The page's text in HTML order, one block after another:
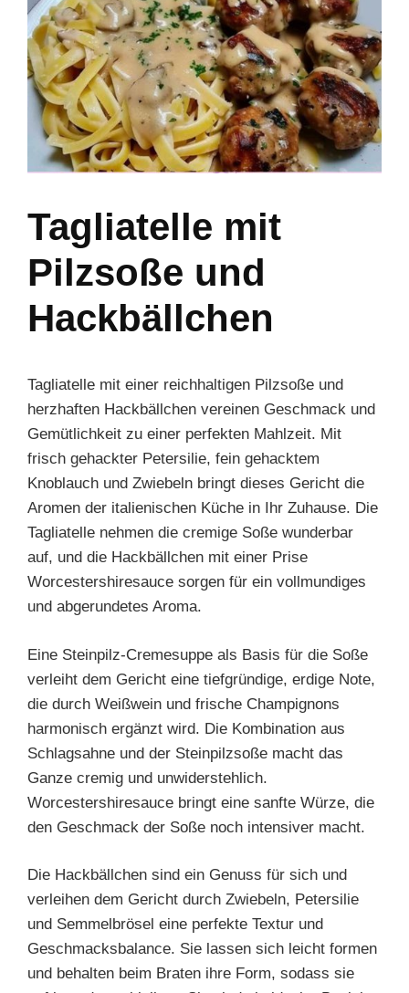
Tagliatelle mit
Pilzsoße und
Hackbällchen
Tagliatelle mit einer reichhaltigen Pilzsoße und
herzhaften Hackbällchen vereinen Geschmack und
Gemütlichkeit zu einer perfekten Mahlzeit. Mit
frisch gehackter Petersilie, fein gehacktem
Knoblauch und Zwiebeln bringt dieses Gericht die
Aromen der italienischen Küche in Ihr Zuhause. Die
Tagliatelle nehmen die cremige Soße wunderbar
auf, und die Hackbällchen mit einer Prise
Worcestershiresauce sorgen für ein vollmundiges
und abgerundetes Aroma.
Eine Steinpilz-Cremesuppe als Basis für die Soße
verleiht dem Gericht eine tiefgründige, erdige Note,
die durch Weißwein und frische Champignons
harmonisch ergänzt wird. Die Kombination aus
Schlagsahne und der Steinpilzsoße macht das
Ganze cremig und unwiderstehlich.
Worcestershiresauce bringt eine sanfte Würze, die
den Geschmack der Soße noch intensiver macht.
Die Hackbällchen sind ein Genuss für sich und
verleihen dem Gericht durch Zwiebeln, Petersilie
und Semmelbrösel eine perfekte Textur und
Geschmacksbalance. Sie lassen sich leicht formen
und behalten beim Braten ihre Form, sodass sie